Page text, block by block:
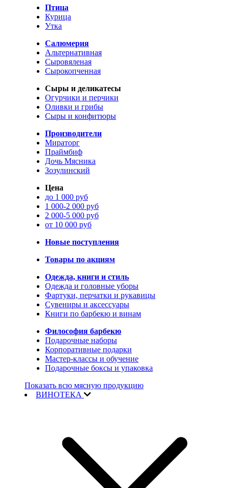
Птица
Курица
Утка
Салюмерия
Альтернативная
Сыровяленая
Сырокопченная
Сыры и деликатесы
Огурчики и перчики
Оливки и грибы
Сыры и конфитюры
Производители
Мираторг
Праймбиф
Дочь Мясника
Зозулинский
Цена
до 1 000 руб
1 000-2 000 руб
2 000-5 000 руб
от 10 000 руб
Новые поступления
Товары по акциям
Одежда, книги и стиль
Одежда и головные уборы
Фартуки, перчатки и рукавицы
Сувениры и аксессуары
Книги по барбекю и винам
Философия барбекю
Подарочные наборы
Корпоративные подарки
Мастер-классы и обучение
Подарочные боксы и упаковка
Показать всю мясную продукцию
ВИНОТЕКА